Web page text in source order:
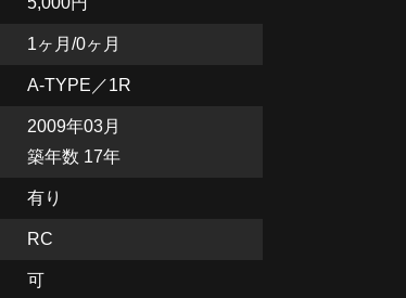
1ヶ月/0ヶ月
A-TYPE／1R
2009年03月
築年数 17年
有り
RC
可